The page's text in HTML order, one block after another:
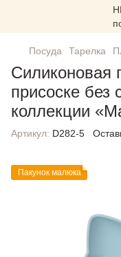
Посуда Тарелка
Силиконовая
присоске без
коллекции
Артикул: D282-5
Пакунок малюка